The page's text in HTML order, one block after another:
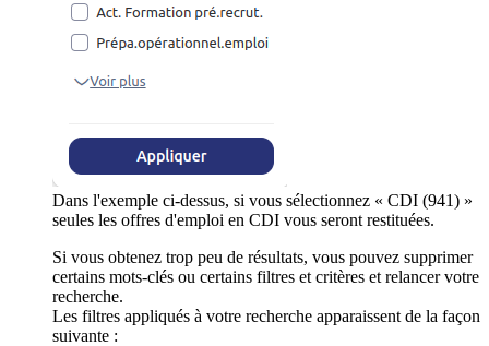
Dans l'exemple ci-dessus, si vous sélectionnez « CDI (941) »
seules les offres d'emploi en CDI vous seront restituées.
Si vous obtenez trop peu de résultats, vous pouvez supprimer
certains mots-clés ou certains filtres et critères et relancer votre
recherche.
Les filtres appliqués à votre recherche apparaissent de la façon
suivante :